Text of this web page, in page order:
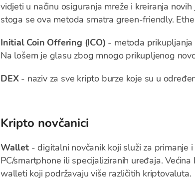
vidjeti u načinu osiguranja mreže i kreiranja
stoga se ova metoda smatra green-friendly.
Initial Coin Offering (ICO) - metoda prikupljanja
Na lošem je glasu zbog mnogo prikupljenog
DEX- naziv za sve kripto burze koje su u
Kripto novčanici
Wallet- digitalni novčanik koji služi za primanje
PC/smartphone ili specijaliziranih uređaja.
walleti koji podržavaju više različitih kriptovaluta.